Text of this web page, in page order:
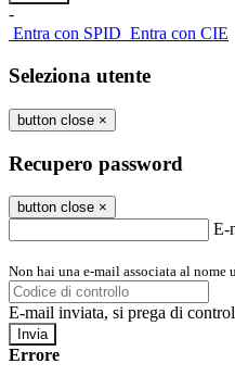
-
Entra con SPID Entra con CIE
Seleziona utente
button close ×
Recupero password
button close ×
E-
Non hai una e-mail associata al nome
E-mail inviata, si prega di
Errore